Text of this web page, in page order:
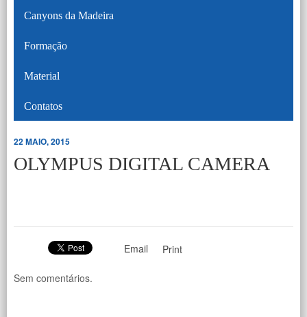
Canyons da Madeira
Formação
Material
Contatos
22 MAIO, 2015
OLYMPUS DIGITAL CAMERA
Email Print
Sem comentários.